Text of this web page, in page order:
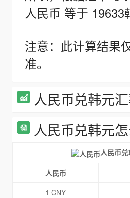
人民币 等于 19633
注意：此计算结果
准。
人民币兑韩元
人民币兑韩元
人民币兑
人民币
1 CNY